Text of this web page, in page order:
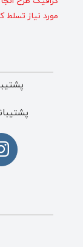
مورد نیاز تسلط